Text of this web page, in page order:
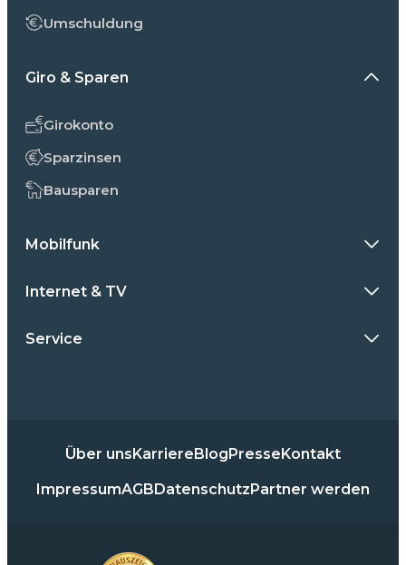
Umschuldung
Giro & Sparen
Girokonto
Sparzinsen
Bausparen
Mobilfunk
Internet & TV
Service
Über unsKarriereBlogPresseKontakt
ImpressumAGBDatenschutzPartner werden